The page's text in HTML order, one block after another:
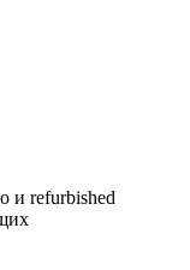
и refurbished